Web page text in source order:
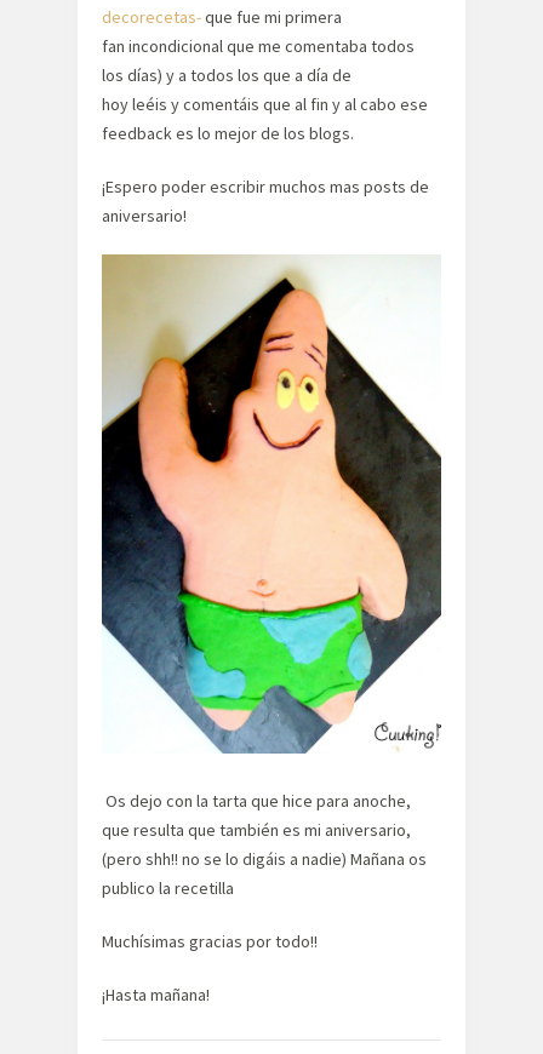
decorecetas-que fue mi primera
fan incondicional que me comentaba todos
los días) y a todos los que a día de
hoy leéis y comentáis que al fin y al cabo ese
feedback es lo mejor de los blogs.
¡Espero poder escribir muchos mas posts de
aniversario!
Os dejo con la tarta que hice para anoche,
que resulta que también es mi aniversario,
(pero shh!! no se lo digáis a nadie) Mañana os
publico la recetilla
Muchísimas gracias por todo!!
¡Hasta mañana!